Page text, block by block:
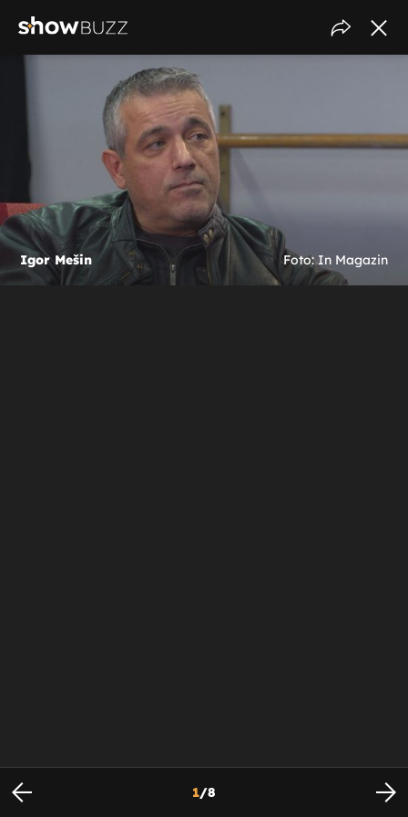
Igor Mešin Foto: In Magazin
1/8